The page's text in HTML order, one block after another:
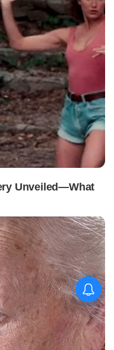
ପକ୍ଷରୁ
ଉଚ୍ଛ୍ୱସିତ
୫ଲକ୍ଷ ଟଙ୍କାର
ରାଶି ପ୍ରଦାନ